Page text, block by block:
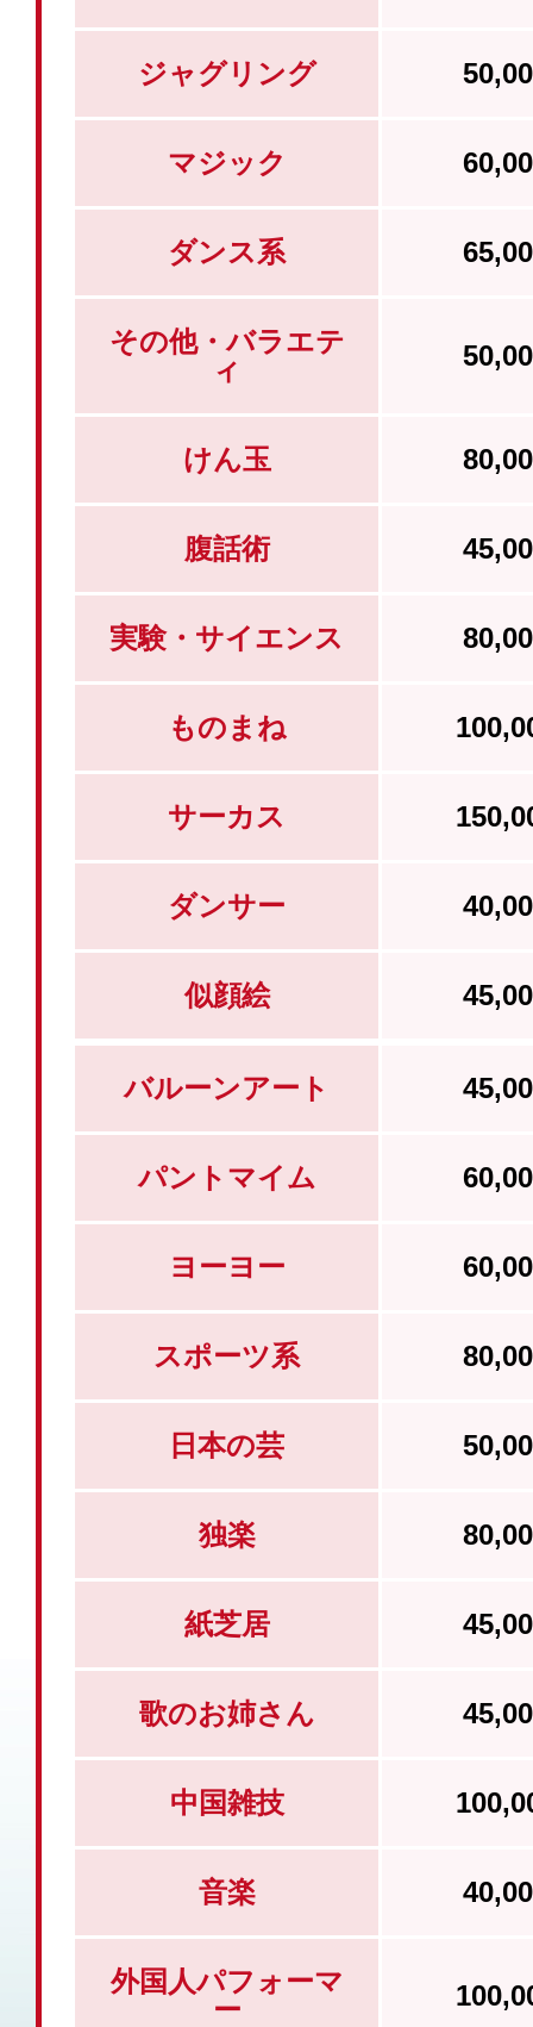
ジャグリング
マジック
ダンス系
その他・バラエテ
ィ
けん玉
腹話術
実験・サイエンス
ものまね
サーカス
ダンサー
似顔絵
バルーンアート
パントマイム
ヨーヨー
スポーツ系
日本の芸
独楽
紙芝居
歌のお姉さん
中国雑技
音楽
外国人パフォーマ
ー